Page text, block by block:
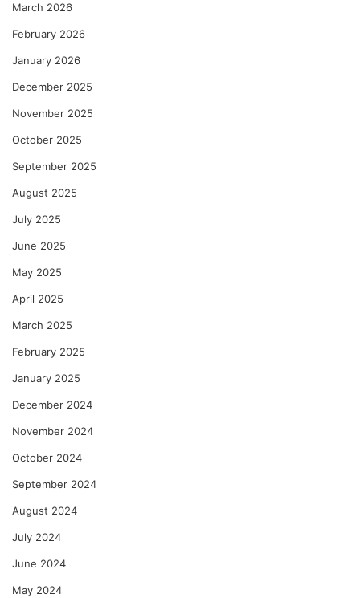
March 2026
February 2026
January 2026
December 2025
November 2025
October 2025
September 2025
August 2025
July 2025
June 2025
May 2025
April 2025
March 2025
February 2025
January 2025
December 2024
November 2024
October 2024
September 2024
August 2024
July 2024
June 2024
May 2024